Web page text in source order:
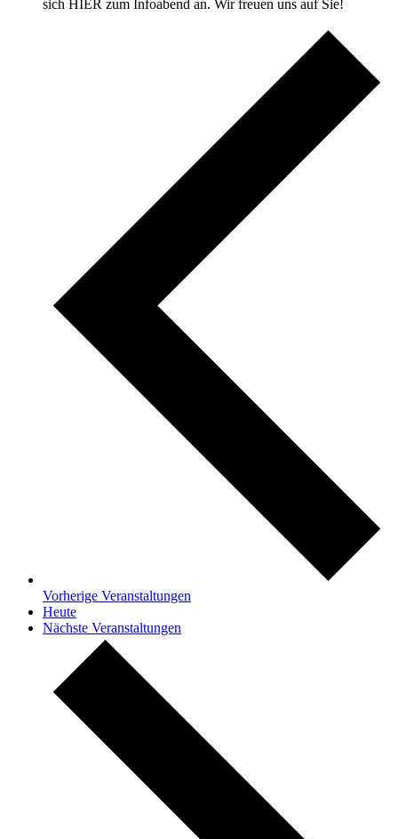
sich HIER zum Infoabend an. Wir freuen uns auf Sie!
Vorherige Veranstaltungen
Heute
Nächste Veranstaltungen